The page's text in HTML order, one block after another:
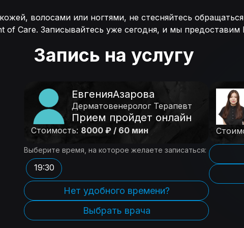
волосами или ногтями, не стесняйтесь
of Care. Записывайтесь уже сегодня, и мы
Запись на услугу
ЕвгенияАзарова
Дерматовенеролог Терапевт
Прием пройдет онлайн
Стоимость: 8000 ₽ / 60 мин
Выберите время, на которое желаете записаться:
19:30
Нет удобного времени?
Выбрать врача